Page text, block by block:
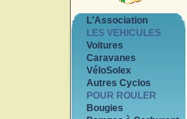
L'Association
LES VEHICULES
Voitures
Caravanes
VéloSolex
Autres Cyclos
POUR ROULER
Bougies